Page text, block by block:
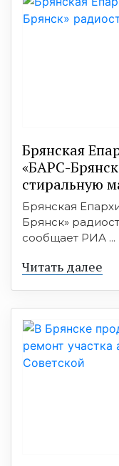
Брянская
«БАРС-
стиральную
Брянская
Брянск»
сообщает РИА ...
Читать далее